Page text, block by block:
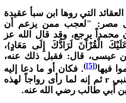
التي روها ابن سبأ عقيدة
مصر: "لعجب ممن يزعم أن
يرجع، وقد قال الله عز
الْقُرْآنَ لَرَادُّكَ إِلَى مَعَادٍ}،
عيسى، قال: فقبل ذلك عنه،
فيها [5]
). فكان أو ما دعا إليه
ابن سبأ القول برجعة النبي r ثم إنه لما رأى رواجاً لهذه
أبي طالب رضي الله عنه.